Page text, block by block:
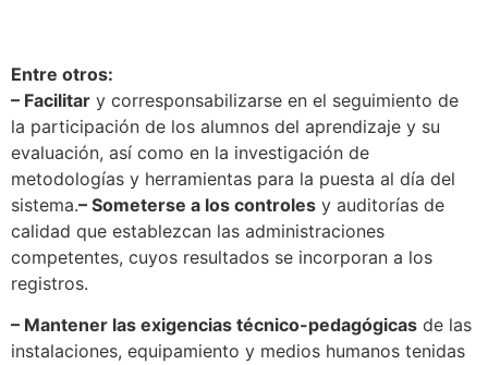
Entre otros:
– Facilitar y corresponsabilizarse en el seguimiento de
la participación de los alumnos del aprendizaje y su
evaluación, así como en la investigación de
metodologías y herramientas para la puesta al día del
sistema.– Someterse a los controles y auditorías de
calidad que establezcan las administraciones
competentes, cuyos resultados se incorporan a los
registros.
– Mantener las exigencias técnico-pedagógicas de las
instalaciones, equipamiento y medios humanos tenidas